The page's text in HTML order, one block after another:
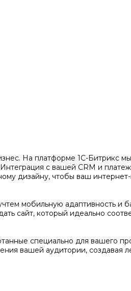
На платформе 1С-Битрикс мы
с вашей CRM и
дизайну, чтобы ваш
мобильную адаптивность и
сайт, который идеально
специально для вашего
вашей аудитории, создавая